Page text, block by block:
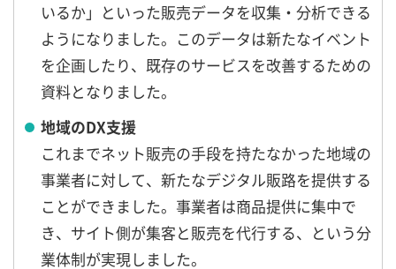
いるか」といった販売データを収集・分析できる
ようになりました。このデータは新たなイベント
を企画したり、既存のサービスを改善するための
資料となりました。
地域のDX支援
これまでネット販売の手段を持たなかった地域の
事業者に対して、新たなデジタル販路を提供する
ことができました。事業者は商品提供に集中で
き、サイト側が集客と販売を代行する、という分
業体制が実現しました。